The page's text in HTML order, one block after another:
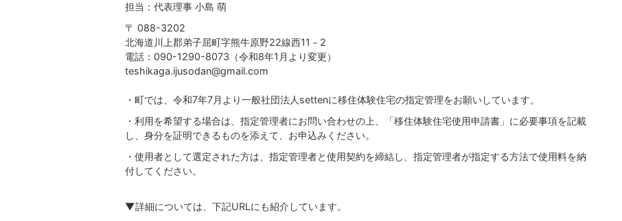
担当：代表理事 小島 萌
〒 088-3202
北海道川上郡弟子屈町字熊牛原野22線西11－2
電話：090-1290-8073（令和8年1月より変更）
teshikaga.ijusodan@gmail.com
・町では、令和7年7月より一般社団法人settenに移住体験住宅の指定管理をお願いしています。
・利用を希望する場合は、指定管理者にお問い合わせの上、「移住体験住宅使用申請書」に必要事項を記載
し、身分を証明できるものを添えて、お申込みください。
・使用者として選定された方は、指定管理者と使用契約を締結し、指定管理者が指定する方法で使用料を納
付してください。
▼詳細については、下記URLにも紹介しています。